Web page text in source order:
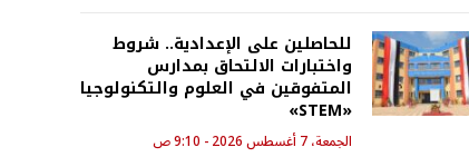
للحاصلين على الإعدادية.. شروط
واختبارات الالتحاق بمدارس
المتفوقين في العلوم والتكنولوجيا
«STEM»
الجمعة، 7 أغسطس 2026 - 9:10 ص